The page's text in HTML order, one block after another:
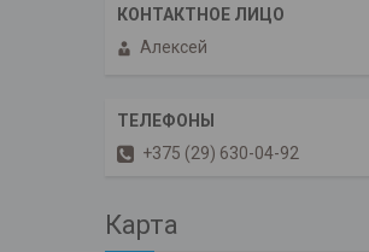
Алексей
+375 (29) 630-04-92
Карта